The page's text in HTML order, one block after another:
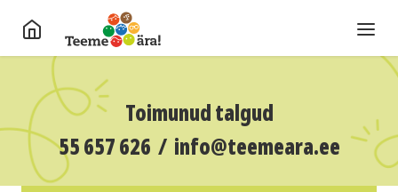
Toimunud talgud
55 657 626 / info@teemeara.ee